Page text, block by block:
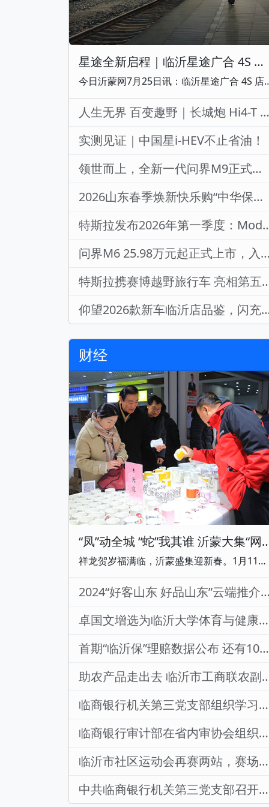
星途全新启程｜临沂星途广合 4S 店盛大开业，开启高端出行新篇章
今日沂蒙网7月25日讯：临沂星途广合 4S 店开业盛典隆重举行。活动以 “星途 全新启程” 为主题，行业领导、众多合作伙伴、媒体嘉宾以及大批星途意向客户齐聚现场，共同见证临
人生无界 百变趣野｜长城炮 Hi4-T 临沂上市品鉴会
实测见证｜中国星i-HEV不止省油！
领世而上，全新一代问界M9正式上市，官方零售价47.98万元起
2026山东春季焕新快乐购“中华保险杯”第三十五届远通五一车展盛大开幕
特斯拉发布2026年第一季度：
问界M6 25.98万元起正
特斯拉携赛博越野旅行车 亮
仰望2026款新车临沂店
财经
“凤”动全城 “蛇”我其谁
祥龙贺岁福满临，沂蒙盛集迎新春。1月11日，沂蒙大集“网上年货节”新年惠民消费季 云上大集欢乐购暨国瓷银凤“淘陶乐”年货特卖会在“山东手造・产自临沂”展销直播中心正式启动。此次活动，由临沂市网络直播行业党委、临沂市直播电商行业党委、中共罗庄区委宣传部联合主办。旨在进一步优化文化服务和文化产品供给，挖掘沂蒙文化，提振文化消费，助力惠民增收，推动优质文化资源直达基层启动仪式在男生独唱《千千阙歌》中拉开帷幕，活动邀请100余名临沂达人、媒体代表开启云上推介活动，川剧变脸等精彩节目，为现场观众带来一场文
2024“好客山东 好品山东”云
卓国文增选为临沂大学体育与健康学院理事会名誉理事长
首期“临沂保”理赔数据公布 还有10天截止 请抓紧投保
助农产品走出去 临沂市工商
临商银行机关第三党支部组织学习研讨《中国共产党党徽党旗条例》
临商银行审计部在省内审协会组织优秀论文评选中获奖
临沂市社区运动会再赛两站，赛场上都是“曾经那个少年”
中共临商银行机关第三党支部召开党员大会